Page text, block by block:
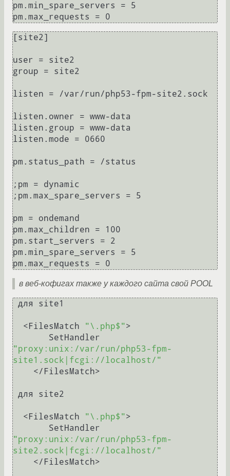
pm.min_spare_servers = 5
[site2]
user = site2
group = site2
listen = /var/run/php53-fpm-site2.sock
listen.owner = www-data
listen.group = www-data
listen.mode = 0660
pm.status_path = /status
;pm = dynamic
;pm.max_spare_servers = 5
pm = ondemand
pm.max_children = 100
pm.start_servers = 2
pm.min_spare_servers = 5
в веб-кофигах также у каждого сайта свой POOL
  <FilesMatch
"\.php$">
"proxy:unix:/var/run/php53-fpm-
site1.sock|fcgi://localhost/"
  <FilesMatch
"\.php$">
"proxy:unix:/var/run/php53-fpm-
site2.sock|fcgi://localhost/"